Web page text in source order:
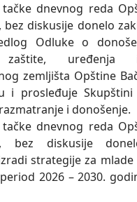
dnevnog reda
bez diskusije donelo
Odluke o
zaštite, uređenja
zemljišta Opštine
i prosleđuje Skupštini
i donošenje.
dnevnog reda
bez diskusije
strategije za mlade
2026 – 2030.